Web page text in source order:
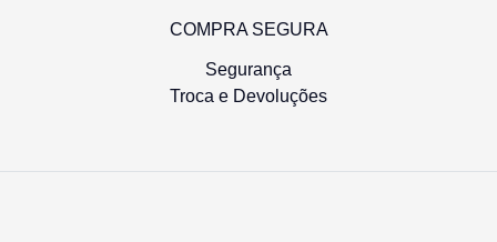
COMPRA SEGURA
Segurança
Troca e Devoluções